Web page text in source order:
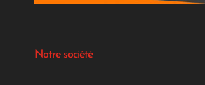
Notre société